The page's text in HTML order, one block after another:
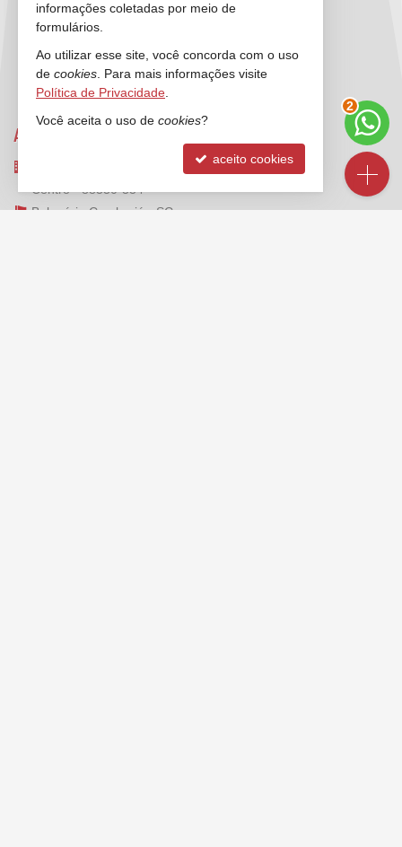
ANCORADOURO IMÓVEIS
Rua 3000, nº 212 - sala 2 e 3
Centro - 88330-334
Balneário Camboriú -SC
3
informações coletadas por meio de
formulários.
Ao utilizar esse site, você concorda com o uso
de cookies . Para mais informações visite
Política de Privacidade
Você aceita o uso de cookies?
aceito cookies